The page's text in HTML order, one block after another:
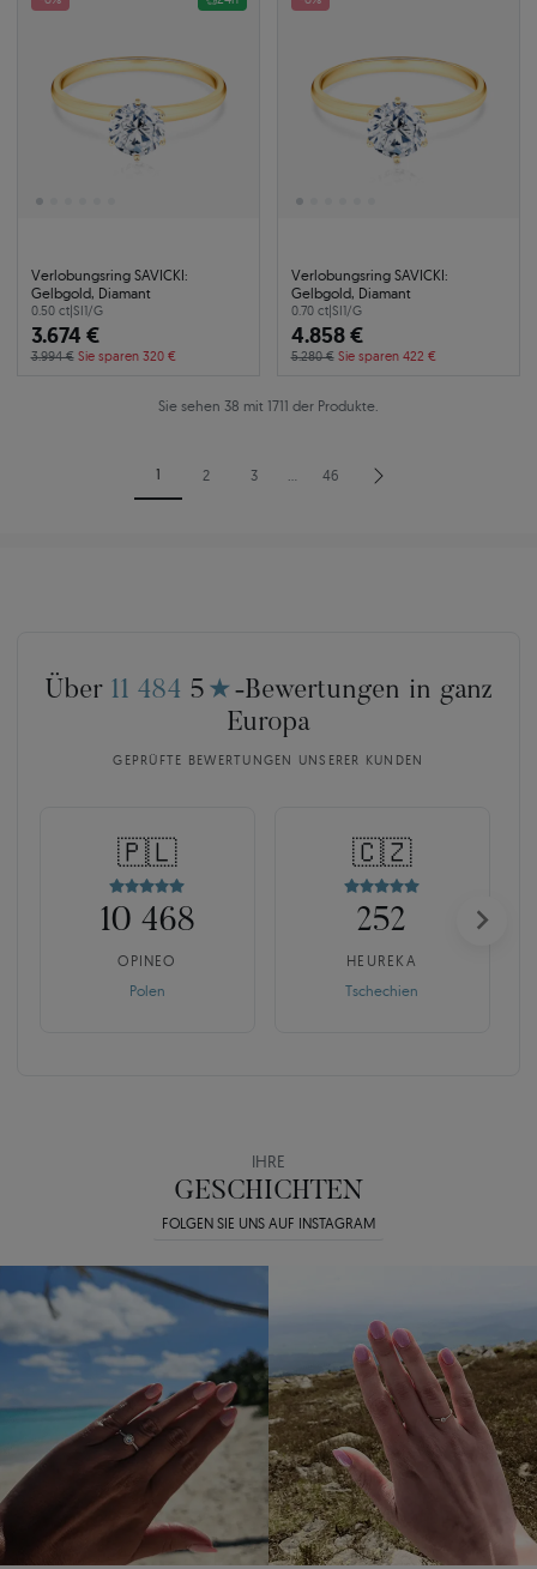
Verlobungsring SAVICKI:
Gelbgold, Diamant
0.50 ct|SI1/G
3.674 €
3.994 € Sie sparen 320 €
Verlobungsring SAVICKI:
Gelbgold, Diamant
0.70 ct|SI1/G
4.858 €
5.280 € Sie sparen 422 €
Sie sehen 38 mit 1711 der Produkte.
1 2 3 … 46
Über 11 484 5 ★ -Bewertungen in ganz
Europa
GEPRÜFTE BEWERTUNGEN UNSERER KUNDEN
🇵🇱
10 468
OPINEO
Polen
🇨🇿
252
HEUREKA
Tschechien
IHRE
GESCHICHTEN
FOLGEN SIE UNS AUF INSTAGRAM